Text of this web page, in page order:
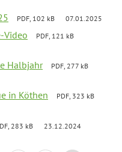
PDF, 102 kB 07.01.2025
Video
PDF, 121 kB
Halbjahr
PDF, 277 kB
in Köthen
PDF, 323 kB
283 kB 23.12.2024